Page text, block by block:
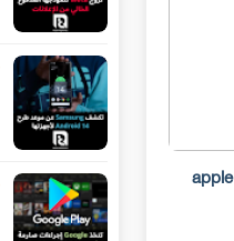
سرقة 300 جهازiPhone أمام متجر apple
تليفوتوغرافي